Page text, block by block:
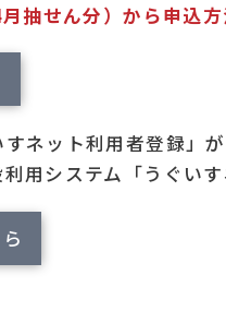
抽せん分）から申込
ネット利用者登録」が
用システム「うぐいす